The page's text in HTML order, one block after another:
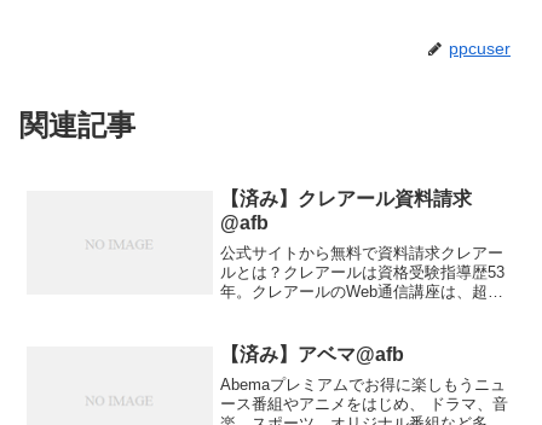
ppcuser
関連記事
【済み】クレアール資料請求
@afb
公式サイトから無料で資料請求クレアー
ルとは？クレアールは資格受験指導歴53
年。クレアールのWeb通信講座は、超効
ラーニングシステム」、Vラーニングシス
テムによる学習を...
【済み】アベマ@afb
Abemaプレミアムでお得に楽しもうニュ
ース番組やアニメをはじめ、 ドラマ、音